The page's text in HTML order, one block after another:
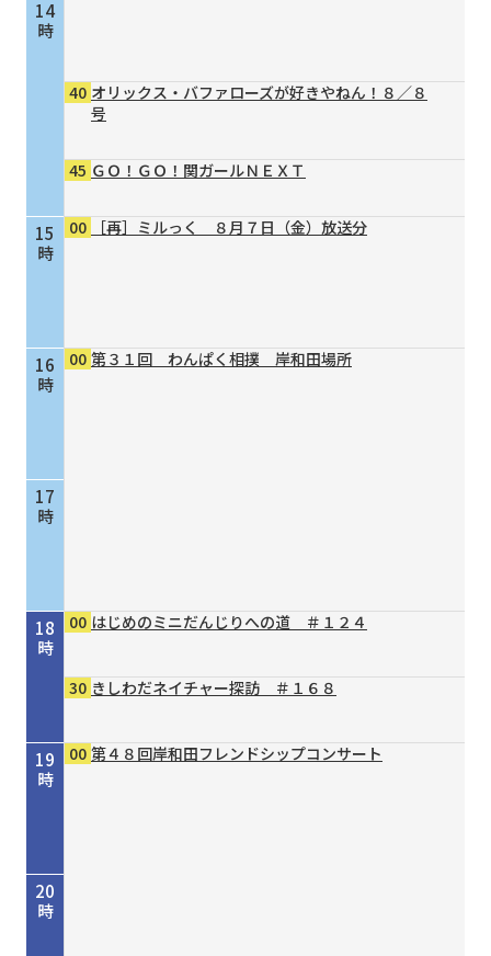
14
時
15
時
16
時
17
時
18
時
19
時
20
時
40 オリックス・バファローズが好きやねん！８／８
号
45 ＧＯ！ＧＯ！関ガールＮＥＸＴ
00 ［再］ミルっく ８月７日（金）放送分
00 第３１回 わんぱく相撲 岸和田場所
00 はじめのミニだんじりへの道 ＃１２４
30 きしわだネイチャー探訪 ＃１６８
00 第４８回岸和田フレンドシップコンサート